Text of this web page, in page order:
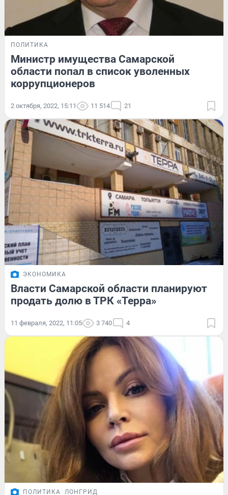
ПОЛИТИКА
Министр имущества Самарской
области попал в список уволенных
коррупционеров
2 октября, 2022, 15:11 11 514 21
ЭКОНОМИКА
Власти Самарской области планируют
продать долю в ТРК «Терра»
11 февраля, 2022, 11:05 3 740 4
ПОЛИТИКА ЛОНГРИД